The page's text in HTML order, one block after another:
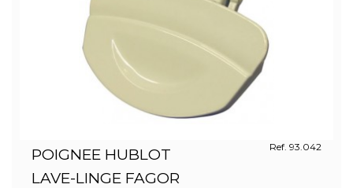
POIGNEE HUBLOT
LAVE-LINGE FAGOR
Ref. 93.042